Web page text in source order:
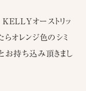
オーストリッ
らオレンジ色のシミ
お持ち込み頂きまし